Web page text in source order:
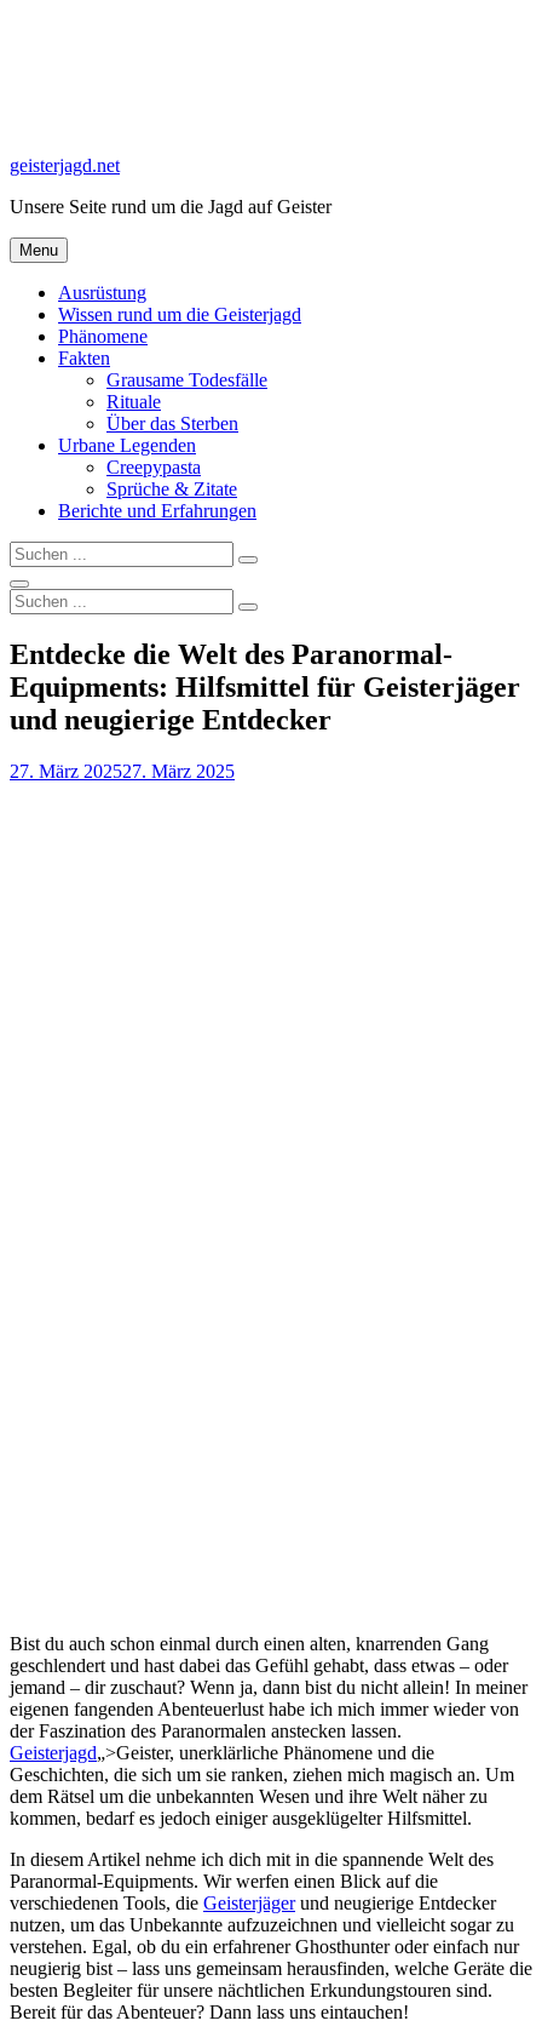
geisterjagd.net
Unsere Seite rund um die Jagd auf Geister
Menu
Ausrüstung
Wissen rund um die Geisterjagd
Phänomene
Fakten
Grausame Todesfälle
Rituale
Über das Sterben
Urbane Legenden
Creepypasta
Sprüche & Zitate
Berichte und Erfahrungen
Search
for:
Search
Search
Search
for:
Search
Entdecke die Welt des Paranormal-
Equipments: Hilfsmittel für Geisterjäger
und neugierige Entdecker
Posted
27. März 202527. März 2025
Bist du auch schon einmal durch⁤ einen alten, knarrenden Gang
geschlendert und hast dabei das Gefühl gehabt, dass etwas ⁤– oder
jemand – dir zuschaut? Wenn ja, ​dann bist du nicht allein! In meiner
eigenen fangenden Abenteuerlust habe ich​ mich immer wieder von ​
der Faszination‍ des ⁢Paranormalen‌ anstecken lassen.
Geisterjagd„>Geister, unerklärliche Phänomene und die
Geschichten, die sich um sie ranken, ziehen mich magisch an. Um
dem ‌Rätsel um die unbekannten Wesen und ihre Welt näher zu
kommen, bedarf es jedoch einiger ausgeklügelter Hilfsmittel. ⁣
In ‍diesem Artikel‍ nehme ich dich mit ⁤in die spannende Welt des
Paranormal-Equipments. Wir werfen einen Blick auf die
verschiedenen Tools, die Geisterjägerund neugierige‌ Entdecker
nutzen, um das Unbekannte aufzuzeichnen und vielleicht sogar zu
verstehen. ⁤Egal, ob du ein erfahrener ⁢Ghosthunter ⁣oder einfach nur
neugierig bist – ‍lass uns gemeinsam herausfinden, welche Geräte die⁣
besten Begleiter für unsere nächtlichen Erkundungstouren sind.
Bereit für das Abenteuer? Dann ⁣lass uns eintauchen!